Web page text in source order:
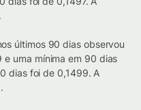
últimos 90 dias observou
uma mínima em 90 dias
dias foi de 0,1499. A